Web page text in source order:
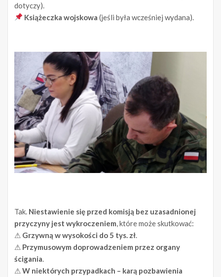
dotyczy).
Książeczka wojskowa (jeśli była wcześniej wydana).
Tak. Niestawienie się przed komisją bez uzasadnionej
przyczyny jest wykroczeniem, które może skutkować:
⚠ Grzywną w wysokości do 5 tys. zł.
⚠ Przymusowym doprowadzeniem przez organy
ścigania.
⚠ W niektórych przypadkach – karą pozbawienia